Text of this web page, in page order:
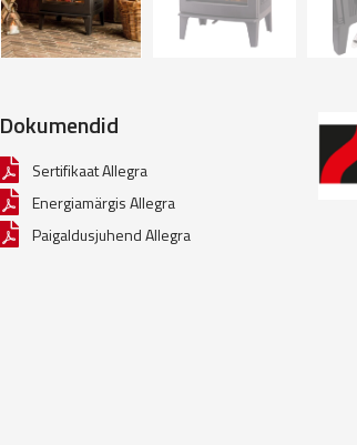
Dokumendid
Sertifikaat Allegra
Energiamärgis Allegra
Paigaldusjuhend Allegra